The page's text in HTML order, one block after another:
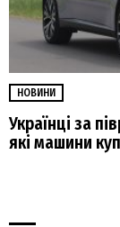
НОВИНИ
Українці за
які машини